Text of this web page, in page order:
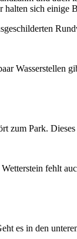
halten sich einige
Wasserstellen
zum Park.
fehlt
es in den